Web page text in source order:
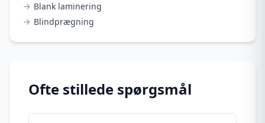
Blank laminering
Blindprægning
Ofte stillede spørgsmål